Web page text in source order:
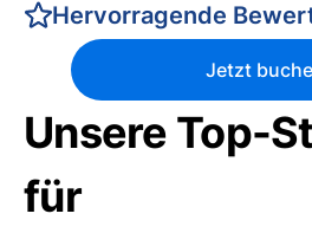
Hervorragende
Jetzt
Unsere Top-
für